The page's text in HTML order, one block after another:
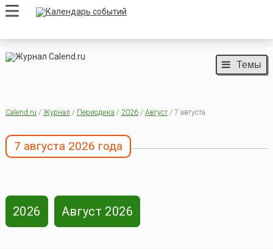
Темы
Calend.ru / Журнал / Периодика / 2026/ Август/ 7 августа
7 августа 2026 года
2026 Август 2026